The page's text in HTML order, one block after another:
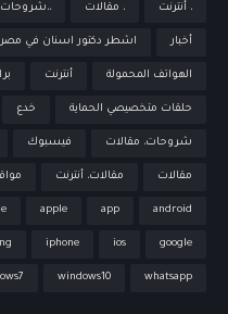
، أنترنت ، مقالات
أخبار اشطر دكتور اسنان في مصر
الهواتف المحمولة أنترنت
حلقات متخصيصي الحماية خدع
شروحات، مقالات فيسبوك
مقالات مقالات، أنترنت
android
app
apple
google
ios
iphone
whatsapp
windows10